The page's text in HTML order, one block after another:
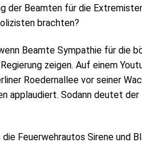
der Beamten für die
brachten?
Beamte Sympathie für die
zeigen. Auf einem
Roedernallee vor seiner
applaudiert. Sodann deutet
Feuerwehrautos Sirene und